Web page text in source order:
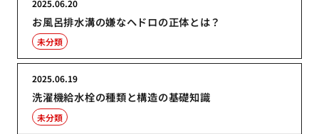
お風呂排水溝の嫌なヘドロの正体とは？
2025.06.20
未分類
洗濯機給水栓の種類と構造の基礎知識
2025.06.19
未分類